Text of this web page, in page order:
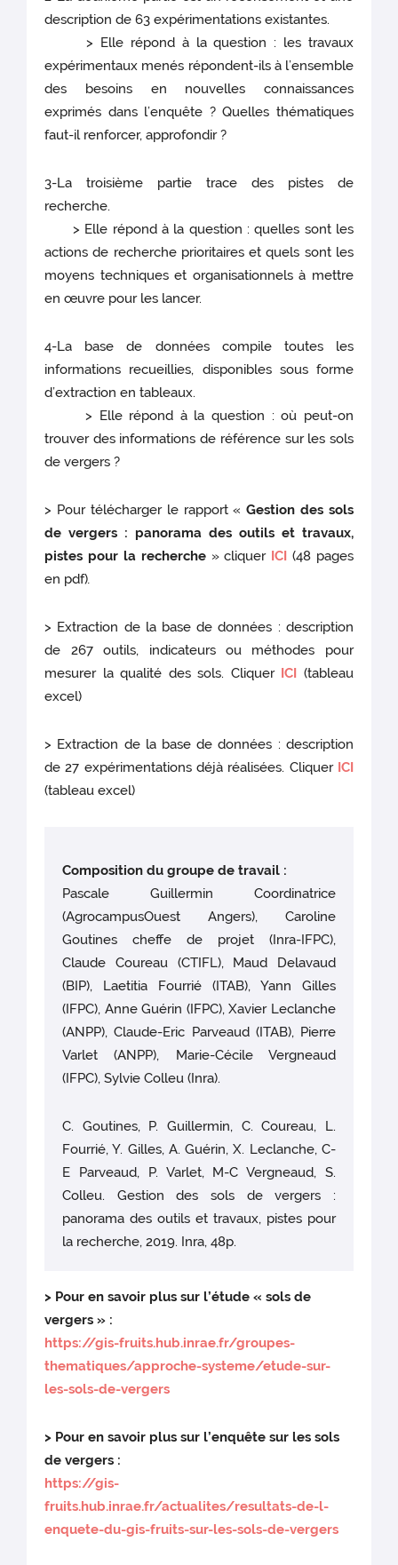
description de 63 expérimentations existantes.
> Elle répond à la question : les travaux
expérimentaux menés répondent-ils à l’ensemble
des besoins en nouvelles connaissances
exprimés dans l’enquête ? Quelles thématiques
faut-il renforcer, approfondir ?
3-La troisième partie trace des pistes de
recherche.
> Elle répond à la question : quelles sont les
actions de recherche prioritaires et quels sont les
moyens techniques et organisationnels à mettre
en œuvre pour les lancer.
4-La base de données compile toutes les
informations recueillies, disponibles sous forme
d’extraction en tableaux.
> Elle répond à la question : où peut-on
trouver des informations de référence sur les sols
de vergers ?
> Pour télécharger le rapport «Gestion des sols
de vergers : panorama des outils et travaux,
pistes pour la recherche» cliquer ICI (48 pages
en pdf).
> Extraction de la base de données : description
de 267 outils, indicateurs ou méthodes pour
mesurer la qualité des sols. Cliquer ICI (tableau
excel)
> Extraction de la base de données : description
de 27 expérimentations déjà réalisées. Cliquer ICI
(tableau excel)
Composition du groupe de travail :
Pascale Guillermin Coordinatrice
(AgrocampusOuest Angers), Caroline
Goutines cheffe de projet (Inra-IFPC),
Claude Coureau (CTIFL), Maud Delavaud
(BIP), Laetitia Fourrié (ITAB), Yann Gilles
(IFPC), Anne Guérin (IFPC), Xavier Leclanche
(ANPP), Claude-Eric Parveaud (ITAB), Pierre
Varlet (ANPP), Marie-Cécile Vergneaud
(IFPC), Sylvie Colleu (Inra).
C. Goutines, P. Guillermin, C. Coureau, L.
Fourrié, Y. Gilles, A. Guérin, X. Leclanche, C-
E Parveaud, P. Varlet, M-C Vergneaud, S.
Colleu. Gestion des sols de vergers :
panorama des outils et travaux, pistes pour
la recherche, 2019. Inra, 48p.
> Pour en savoir plus sur l’étude « sols de
vergers » :
https://gis-fruits.hub.inrae.fr/groupes-
thematiques/approche-systeme/etude-sur-
les-sols-de-vergers
> Pour en savoir plus sur l’enquête sur les sols
de vergers :
https://gis-
fruits.hub.inrae.fr/actualites/resultats-de-l-
enquete-du-gis-fruits-sur-les-sols-de-vergers